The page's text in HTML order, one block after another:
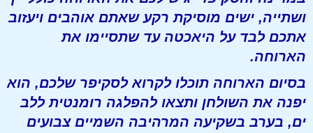
ושתייה, ישים מוסיקת רקע שאתם אוהבים ויעזוב
אתכם לבד על היאכטה עד שתסיימו את
הארוחה.
בסיום הארוחה תוכלו לקרוא לסקיפר שלכם, הוא
יפנה את השולחן ותצאו להפלגה רומנטית ללב
ים, בערב בשקיעה המרהיבה השמיים צבועים